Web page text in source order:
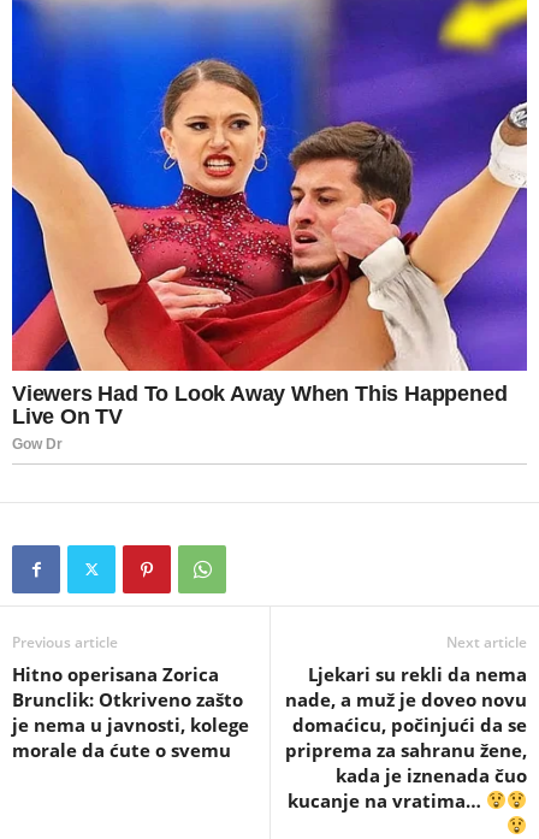
Previous article
Hitno operisana Zorica
Brunclik: Otkriveno zašto
je nema u javnosti, kolege
morale da ćute o svemu
Next article
Ljekari su rekli da nema
nade, a muž je doveo novu
domaćicu, počinjući da se
priprema za sahranu žene,
kada je iznenada čuo
kucanje na vratima…